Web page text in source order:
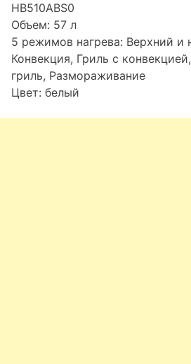
HB510ABS0
Объем: 57 л
5 режимов нагрева: Верхний и
Конвекция, Гриль с
гриль, Размораживание
Цвет: белый